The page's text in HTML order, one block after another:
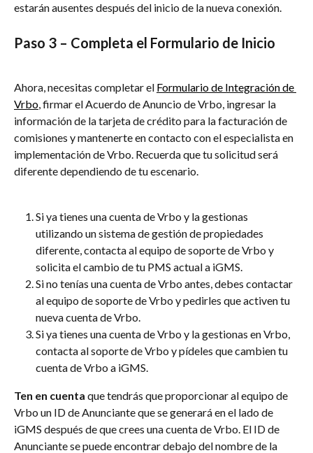
estarán ausentes después del inicio de la nueva conexión.
Paso 3 – Completa el Formulario de Inicio
Ahora, necesitas completar el Formulario de Integración de
Vrbo, firmar el Acuerdo de Anuncio de Vrbo, ingresar la
información de la tarjeta de crédito para la facturación de
comisiones y mantenerte en contacto con el especialista en
implementación de Vrbo. Recuerda que tu solicitud será
diferente dependiendo de tu escenario.
Si ya tienes una cuenta de Vrbo y la gestionas
utilizando un sistema de gestión de propiedades
diferente, contacta al equipo de soporte de Vrbo y
solicita el cambio de tu PMS actual a iGMS.
Si no tenías una cuenta de Vrbo antes, debes contactar
al equipo de soporte de Vrbo y pedirles que activen tu
nueva cuenta de Vrbo.
Si ya tienes una cuenta de Vrbo y la gestionas en Vrbo,
contacta al soporte de Vrbo y pídeles que cambien tu
cuenta de Vrbo a iGMS.
Ten en cuenta que tendrás que proporcionar al equipo de
Vrbo un ID de Anunciante que se generará en el lado de
iGMS después de que crees una cuenta de Vrbo. El ID de
Anunciante se puede encontrar debajo del nombre de la